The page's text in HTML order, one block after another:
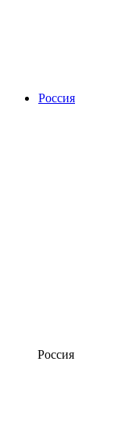
Россия
Россия